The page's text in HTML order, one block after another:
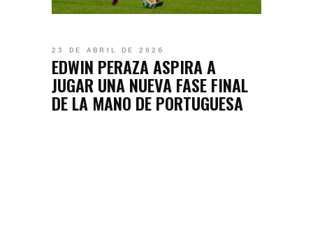
23 DE ABRIL DE 2026
EDWIN PERAZA ASPIRA A
JUGAR UNA NUEVA FASE FINAL
DE LA MANO DE PORTUGUESA